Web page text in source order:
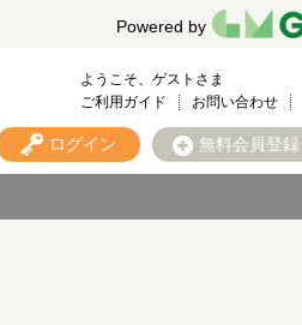
Powered by
ようこそ、ゲストさま
ご利用ガイド
お問い合わせ
ログイン 無料会員登録